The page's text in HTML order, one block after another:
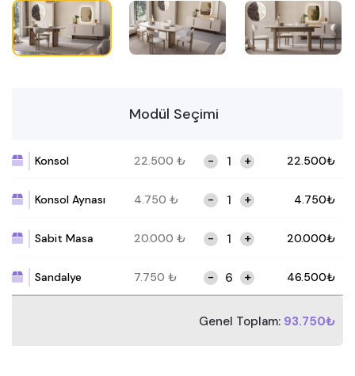
Modül Seçimi
Konsol 22.500 ₺ - + 22.500₺
Konsol Aynası 4.750 ₺ - + 4.750₺
Sabit Masa 20.000 ₺ - + 20.000₺
Sandalye 7.750 ₺ - + 46.500₺
Genel Toplam: 93.750₺